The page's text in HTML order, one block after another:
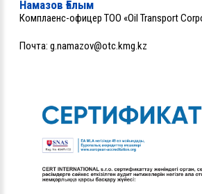
Намазов Ғалым
Комплаенс-офицер ТОО «Oil Transport
Почта: g.namazov@otc.kmg.kz